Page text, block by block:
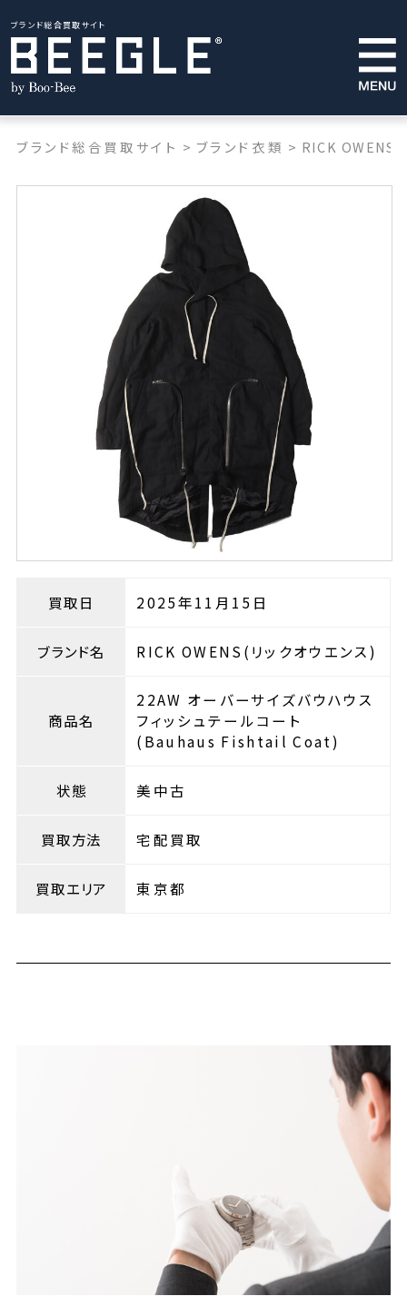
ブランド総合買取サイト
ブランド総合買取サイト > ブランド衣類 > RICK OWENS
買取日 2025年11月15日
ブランド名 RICK OWENS(リックオウエンス)
商品名
22AW オーバーサイズバウハウス
フィッシュテールコート
(Bauhaus Fishtail Coat)
状態 美中古
買取方法 宅配買取
買取エリア 東京都